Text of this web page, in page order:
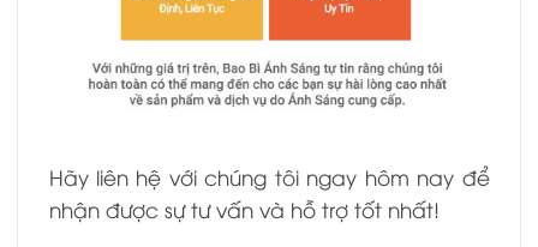
Hãy liên hệ với chúng tôi ngay hôm nay để
nhận được sự tư vấn và hỗ trợ tốt nhất!